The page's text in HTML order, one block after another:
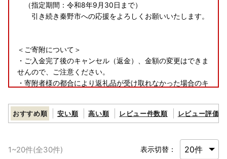
（指定期間：令和8年9月30日まで）
引き続き秦野市への応援をよろしくお願いいたします。
＜ご寄附について＞
・ご入金完了後のキャンセル（返金）、金額の変更はできま
せんので、ご注意ください。
・寄附者様の都合により返礼品が受け取れなかった場合のキ
＜返礼品について＞
・長期不在のご予定などがある場合は、備考欄へのご記入を
おすすめ順 安い順 高い順 レビュー件数順 レビュー評価順
1~20件(全30件) 表示切替：